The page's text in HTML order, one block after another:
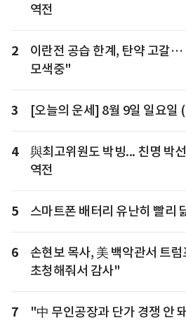
역전
2
이란전 공습 한계, 탄약 고갈
모색중"
3 [오늘의 운세] 8월 9일 일요일
4
與최고위원도 박빙... 친명 박
역전
5 스마트폰 배터리 유난히 빨리
6
손현보 목사, 美 백악관서 트
초청해줘서 감사"
7
"中 무인공장과 단가 경쟁 안